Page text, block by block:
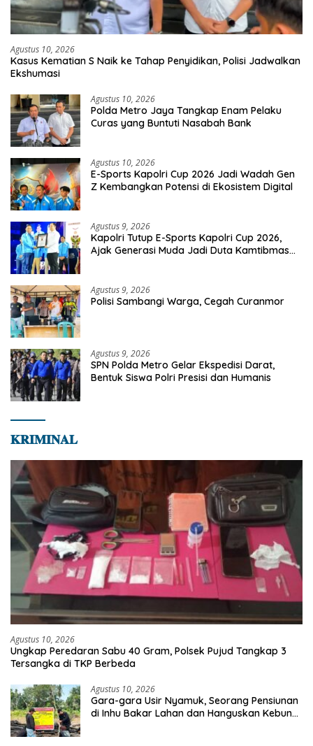
Agustus 10, 2026
Kasus Kematian S Naik ke Tahap Penyidikan, Polisi Jadwalkan
Ekshumasi
Agustus 10, 2026
Polda Metro Jaya Tangkap Enam Pelaku
Curas yang Buntuti Nasabah Bank
Agustus 10, 2026
E-Sports Kapolri Cup 2026 Jadi Wadah Gen
Z Kembangkan Potensi di Ekosistem Digital
Agustus 9, 2026
Kapolri Tutup E-Sports Kapolri Cup 2026,
Ajak Generasi Muda Jadi Duta Kamtibmas
Agustus 9, 2026
Polisi Sambangi Warga, Cegah Curanmor
Agustus 9, 2026
SPN Polda Metro Gelar Ekspedisi Darat,
Bentuk Siswa Polri Presisi dan Humanis
𝐊𝐑𝐈𝐌𝐈𝐍𝐀𝐋
Agustus 10, 2026
Ungkap Peredaran Sabu 40 Gram, Polsek Pujud Tangkap 3
Tersangka di TKP Berbeda
Agustus 10, 2026
Gara-gara Usir Nyamuk, Seorang Pensiunan
di Inhu Bakar Lahan dan Hanguskan Kebun